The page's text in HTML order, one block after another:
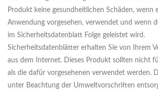
Produkt keine gesundheitlichen Schäden, wenn
Anwendung vorgesehen, verwendet und wenn
im Sicherheitsdatenblatt Folge geleistet wird.
Sicherheitsdatenblätter erhalten Sie von Ihrem
aus dem Internet. Dieses Produkt sollten nicht
als die dafür vorgesehenen verwendet werden.
unter Beachtung der Umweltvorschriften